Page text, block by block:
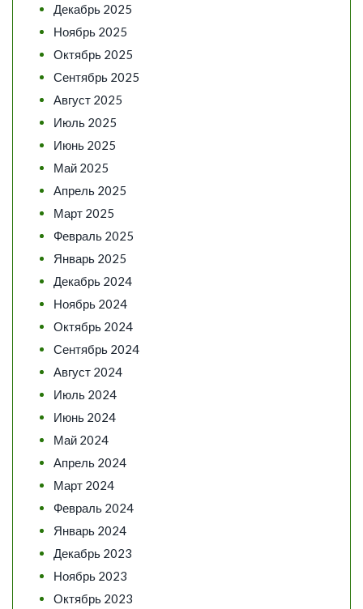
Декабрь 2025
Ноябрь 2025
Октябрь 2025
Сентябрь 2025
Август 2025
Июль 2025
Июнь 2025
Май 2025
Апрель 2025
Март 2025
Февраль 2025
Январь 2025
Декабрь 2024
Ноябрь 2024
Октябрь 2024
Сентябрь 2024
Август 2024
Июль 2024
Июнь 2024
Май 2024
Апрель 2024
Март 2024
Февраль 2024
Январь 2024
Декабрь 2023
Ноябрь 2023
Октябрь 2023